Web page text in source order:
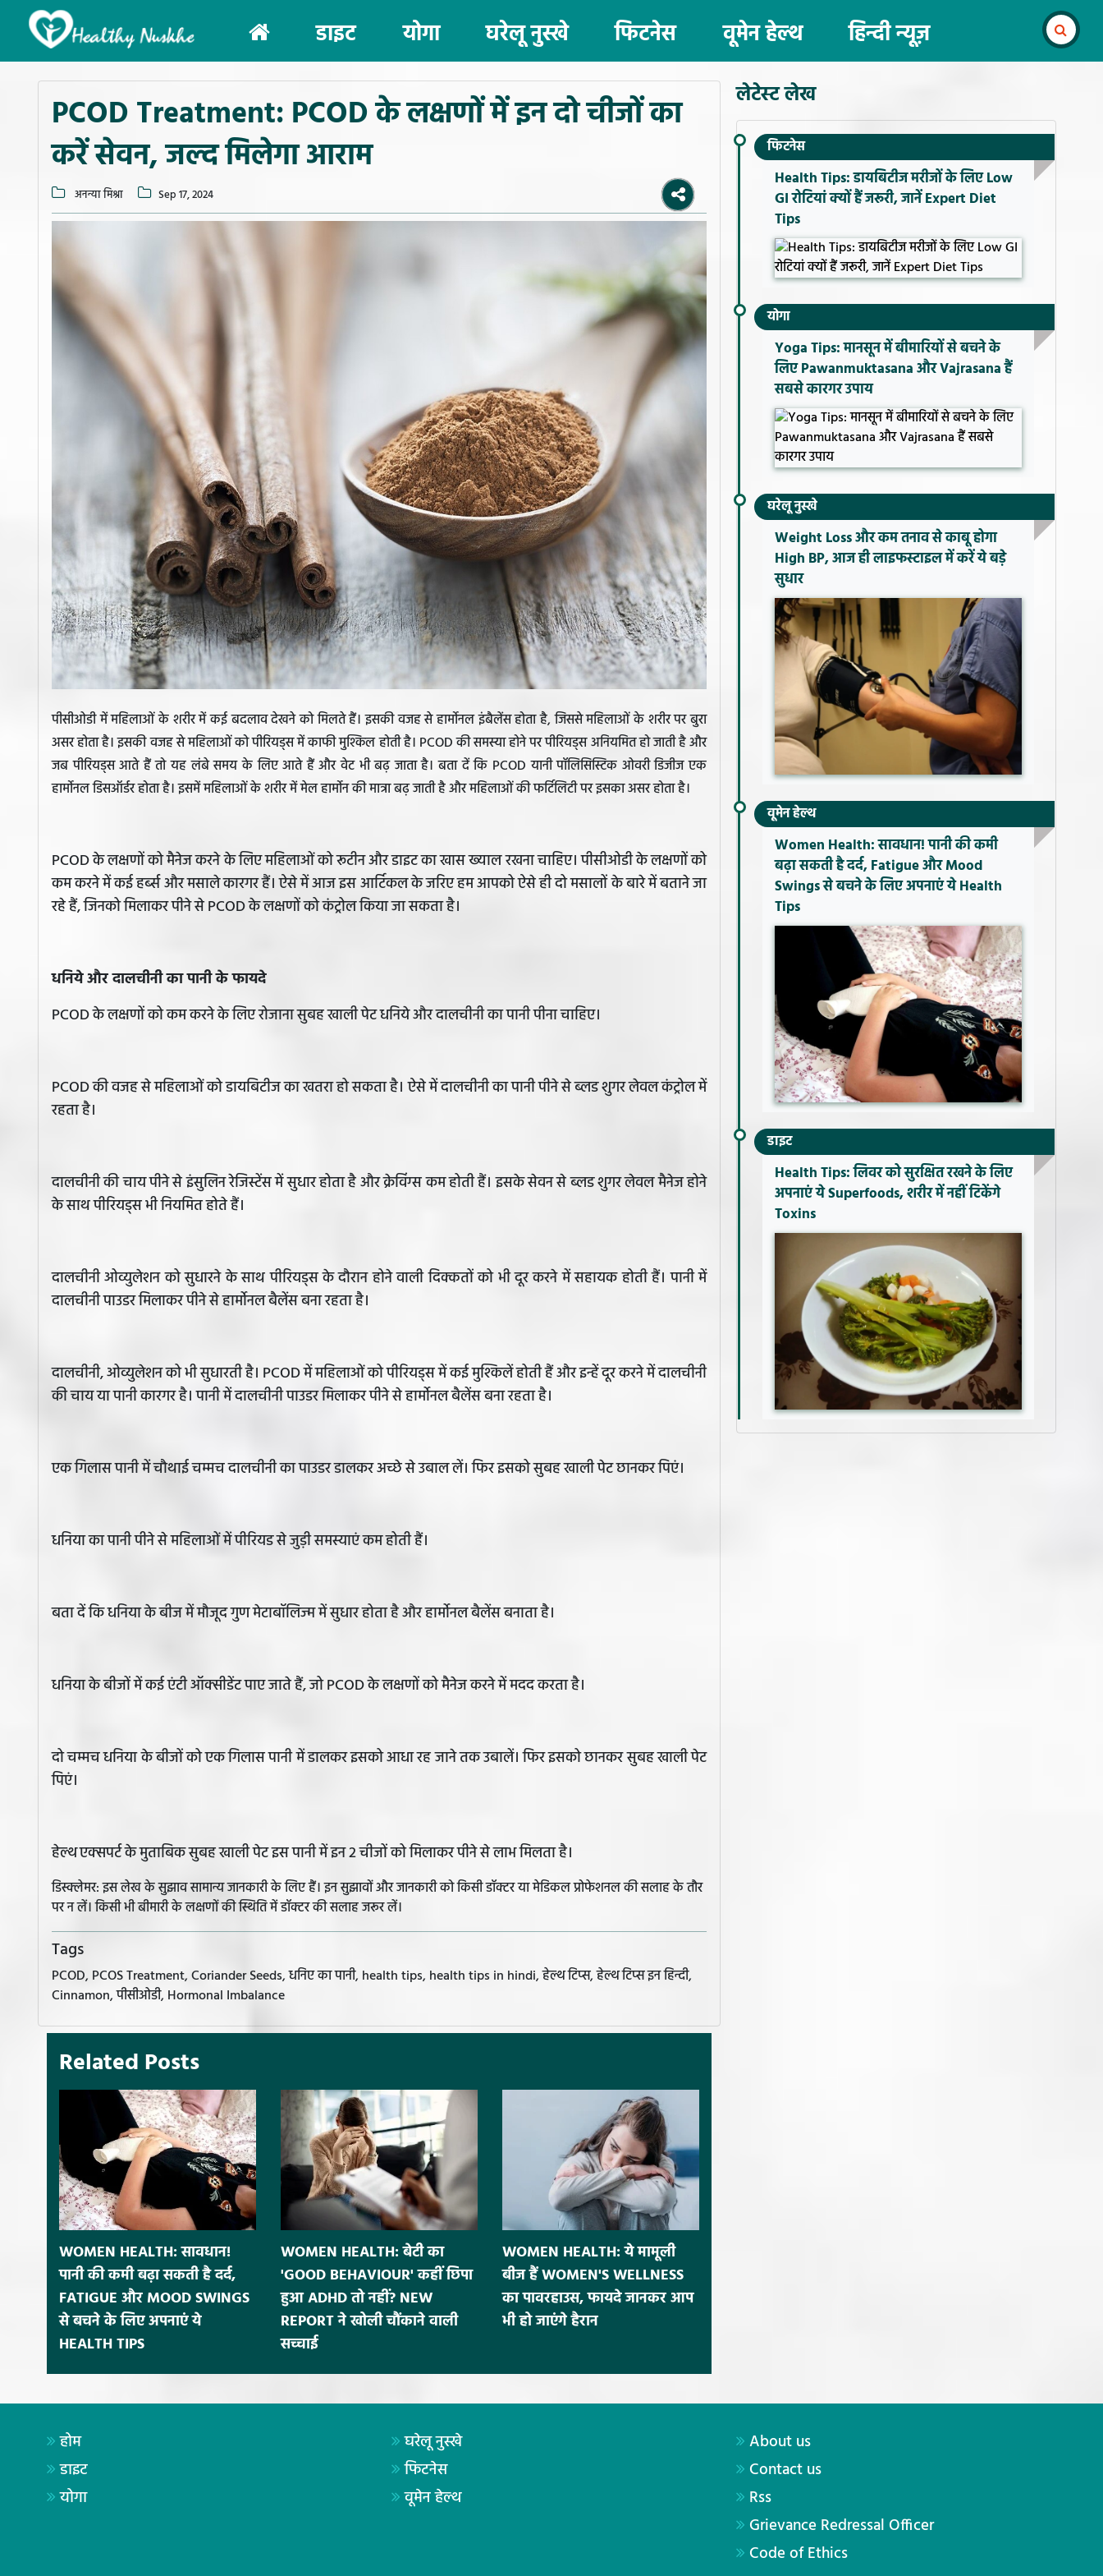
(current)
डाइट योगा घरेलू नुस्खे फिटनेस वूमेन हेल्थ हिन्दी न्यूज़
PCOD Treatment: PCOD के लक्षणों में इन दो चीजों का
करें सेवन, जल्द मिलेगा आराम
अनन्या मिश्रा Sep 17, 2024
पीसीओडी में महिलाओं के शरीर में कई बदलाव देखने को मिलते हैं। इसकी वजह से हार्मोनल इंबैलेंस होता है, जिससे महिलाओं के शरीर पर बुरा
असर होता है। इसकी वजह से महिलाओं को पीरियड्स में काफी मुश्किल होती है। PCOD की समस्या होने पर पीरियड्स अनियमित हो जाती है और
जब पीरियड्स आते हैं तो यह लंबे समय के लिए आते हैं और वेट भी बढ़ जाता है। बता दें कि PCOD यानी पॉलिसिस्टिक ओवरी डिजीज एक
हार्मोनल डिसऑर्डर होता है। इसमें महिलाओं के शरीर में मेल हार्मोन की मात्रा बढ़ जाती है और महिलाओं की फर्टिलिटी पर इसका असर होता है।
PCOD के लक्षणों को मैनेज करने के लिए महिलाओं को रूटीन और डाइट का खास ख्याल रखना चाहिए। पीसीओडी के लक्षणों को
कम करने में कई हर्ब्स और मसाले कारगर हैं। ऐसे में आज इस आर्टिकल के जरिए हम आपको ऐसे ही दो मसालों के बारे में बताने जा
रहे हैं, जिनको मिलाकर पीने से PCOD के लक्षणों को कंट्रोल किया जा सकता है।
धनिये और दालचीनी का पानी के फायदे
PCOD के लक्षणों को कम करने के लिए रोजाना सुबह खाली पेट धनिये और दालचीनी का पानी पीना चाहिए।
PCOD की वजह से महिलाओं को डायबिटीज का खतरा हो सकता है। ऐसे में दालचीनी का पानी पीने से ब्लड शुगर लेवल कंट्रोल में
रहता है।
दालचीनी की चाय पीने से इंसुलिन रेजिस्टेंस में सुधार होता है और क्रेविंग्स कम होती हैं। इसके सेवन से ब्लड शुगर लेवल मैनेज होने
के साथ पीरियड्स भी नियमित होते हैं।
दालचीनी ओव्युलेशन को सुधारने के साथ पीरियड्स के दौरान होने वाली दिक्कतों को भी दूर करने में सहायक होती हैं। पानी में
दालचीनी पाउडर मिलाकर पीने से हार्मोनल बैलेंस बना रहता है।
दालचीनी, ओव्युलेशन को भी सुधारती है। PCOD में महिलाओं को पीरियड्स में कई मुश्किलें होती हैं और इन्हें दूर करने में दालचीनी
की चाय या पानी कारगर है। पानी में दालचीनी पाउडर मिलाकर पीने से हार्मोनल बैलेंस बना रहता है।
एक गिलास पानी में चौथाई चम्मच दालचीनी का पाउडर डालकर अच्छे से उबाल लें। फिर इसको सुबह खाली पेट छानकर पिएं।
धनिया का पानी पीने से महिलाओं में पीरियड से जुड़ी समस्याएं कम होती हैं।
बता दें कि धनिया के बीज में मौजूद गुण मेटाबॉलिज्म में सुधार होता है और हार्मोनल बैलेंस बनाता है।
धनिया के बीजों में कई एंटी ऑक्सीडेंट पाए जाते हैं, जो PCOD के लक्षणों को मैनेज करने में मदद करता है।
दो चम्मच धनिया के बीजों को एक गिलास पानी में डालकर इसको आधा रह जाने तक उबालें। फिर इसको छानकर सुबह खाली पेट
पिएं।
हेल्थ एक्सपर्ट के मुताबिक सुबह खाली पेट इस पानी में इन 2 चीजों को मिलाकर पीने से लाभ मिलता है।
डिस्क्लेमर: इस लेख के सुझाव सामान्य जानकारी के लिए हैं। इन सुझावों और जानकारी को किसी डॉक्टर या मेडिकल प्रोफेशनल की सलाह के तौर
पर न लें। किसी भी बीमारी के लक्षणों की स्थिति में डॉक्टर की सलाह जरूर लें।
Tags
PCOD, PCOS Treatment, Coriander Seeds, धनिए का पानी, health tips, health tips in hindi, हेल्थ टिप्स, हेल्थ टिप्स इन हिन्दी,
Cinnamon, पीसीओडी, Hormonal Imbalance
Related Posts
WOMEN HEALTH: सावधान!
पानी की कमी बढ़ा सकती है दर्द,
FATIGUE और MOOD SWINGS
से बचने के लिए अपनाएं ये
HEALTH TIPS
WOMEN HEALTH: बेटी का
'GOOD BEHAVIOUR' कहीं छिपा
हुआ ADHD तो नहीं? NEW
REPORT ने खोली चौंकाने वाली
सच्चाई
WOMEN HEALTH: ये मामूली
बीज हैं WOMEN'S WELLNESS
का पावरहाउस, फायदे जानकर आप
भी हो जाएंगे हैरान
लेटेस्ट लेख
फिटनेस
Health Tips: डायबिटीज मरीजों के लिए Low
GI रोटियां क्यों हैं जरूरी, जानें Expert Diet
Tips
योगा
Yoga Tips: मानसून में बीमारियों से बचने के
लिए Pawanmuktasana और Vajrasana हैं
सबसे कारगर उपाय
घरेलू नुस्खे
Weight Loss और कम तनाव से काबू होगा
High BP, आज ही लाइफस्टाइल में करें ये बड़े
सुधार
वूमेन हेल्थ
Women Health: सावधान! पानी की कमी
बढ़ा सकती है दर्द, Fatigue और Mood
Swings से बचने के लिए अपनाएं ये Health
Tips
डाइट
Health Tips: लिवर को सुरक्षित रखने के लिए
अपनाएं ये Superfoods, शरीर में नहीं टिकेंगे
Toxins
होम
डाइट
योगा
घरेलू नुस्खे
फिटनेस
वूमेन हेल्थ
About us
Contact us
Rss
Grievance Redressal Officer
Code of Ethics